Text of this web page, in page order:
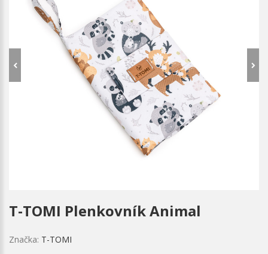
T-TOMI Plenkovník Animal
Značka: T-TOMI